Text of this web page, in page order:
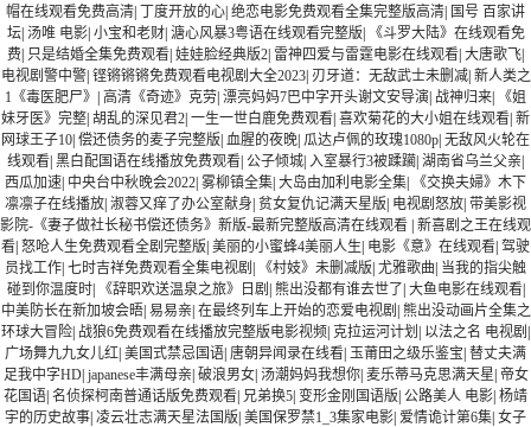
帽在线观看免费高清| 丁度开放的心| 绝恋电影免费观看全集完整版高清| 国号 百家讲
坛| 汤唯 电影| 小宝和老财| 溏心风暴3粤语在线观看完整版|
《斗罗大陆》在线观看免
费| 只是结婚全集免费观看| 娃娃脸经典版2| 雷神四爱与雷霆电影在线观看| 大唐歌飞|
电视剧警中警| 铿锵锵锵免费观看电视剧大全2023| 刃牙道：无敌武士未删减| 新人类之
1《毒医肥尸》 | 高清《奇迹》克劳| 漂亮妈妈7巴中字开头谢文安导演| 战神归来|
《姐
妹牙医》完整| 胡乱的深见君2| 一生一世白鹿免费观看| 喜欢菊花的大小姐在线观看| 新
网球王子10| 偿还债务的麦子完整版| 血腥的夜晚| 瓜达卢佩的玫瑰1080p| 无敌风火轮在
线观看| 黑白配国语在线播放免费观看| 公子倾城| 入室暴行3被蹂躏| 湖南省乌兰父亲|
西瓜加速| 中央台中秋晚会2022| 雾柳镇全集| 大岛由加利电影全集|
《交换夫婦》木下
凛凛子在线播放| 淑蓉又痒了办公室献身| 贫女复仇记满天星版| 电视剧怒放| 带美影视
影院-《妻子做社长秘书偿还债务》新版-最新完整版高清在线观看 | 新喜剧之王在线观
看| 怒呛人生免费观看全剧完整版| 美丽的小蜜蜂4美丽人生| 电影《意》在线观看| 驾驶
员找工作| 七时吉祥免费观看全集电视剧 | 《村妓》未删减版| 尤雅歌曲| 当我的指尖触
碰到你温度时| 《辞职欢送温泉之旅》日剧 | 熊出没都有谁去世了| 大鱼电影在线观看|
中美防长在新加坡会晤| 易易亲| 在最终列车上开始的恋爱电视剧 | 熊出没动画片全集之
环球大冒险| 战狼6免费观看在线播放完整版电影视频| 克拉运河计划 | 以法之名 电视剧 |
广场舞九九女儿红| 美国式禁忌国语| 唐朝异闻录在线看| 玉莆田之级乐鉴宝| 替丈夫满
足我中字HD| japanese丰满母亲| 破浪男女| 汤潮妈妈我想你| 麦乐蒂马克思满天星| 帝女
花国语| 名侦探柯南普通话版免费观看| 兄弟换5| 变形金刚国语版| 公路美人 电影| 杨靖
宇的历史故事| 凌云壮志满天星法国版| 美国保罗禁1_3集家电影| 爱情诡计第6集| 女子